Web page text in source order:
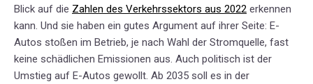
Blick auf die Zahlen des Verkehrssektors aus 2022 erkennen
kann. Und sie haben ein gutes Argument auf ihrer Seite: E-
Autos stoßen im Betrieb, je nach Wahl der Stromquelle, fast
keine schädlichen Emissionen aus. Auch politisch ist der
Umstieg auf E-Autos gewollt. Ab 2035 soll es in der